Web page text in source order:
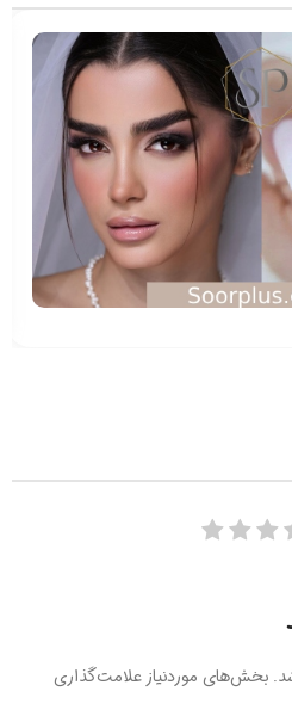
بخش‌های موردنیاز علامت‌گذاری